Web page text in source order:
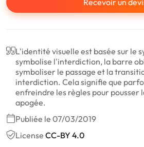
Recevoir un
L'identité visuelle est basée sur le
symbolise l'interdiction, la barre
symboliser le passage et la
interdiction. Cela signifie que
enfreindre les règles pour pousser
apogée.
Publiée le 07/03/2019
License CC-BY 4.0